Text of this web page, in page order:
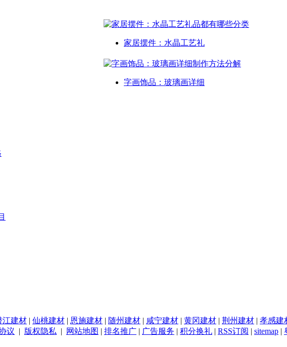
家居摆件：水晶工艺礼
字画饰品：玻璃画详细
江建材 | 仙桃建材 | 恩施建材 | 随州建材 | 咸宁建材 | 黄冈建材 | 荆州建材 | 孝感建
议 | 版权隐私 | 网站地图 | 排名推广 | 广告服务 | 积分换礼 | RSS订阅 | sitemap |